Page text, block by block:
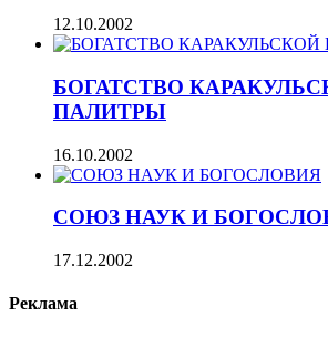
12.10.2002
БОГАТСТВО
ПАЛИТРЫ
16.10.2002
СОЮЗ НАУК И
17.12.2002
Реклама